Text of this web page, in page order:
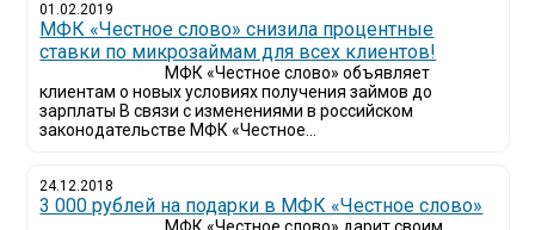
01.02.2019
МФК «Честное слово» снизила процентные
ставки по микрозаймам для всех клиентов!
МФК «Честное слово» объявляет
клиентам о новых условиях получения займов до
зарплаты В связи с изменениями в российском
законодательстве МФК «Честное...
24.12.2018
3 000 рублей на подарки в МФК «Честное слово»